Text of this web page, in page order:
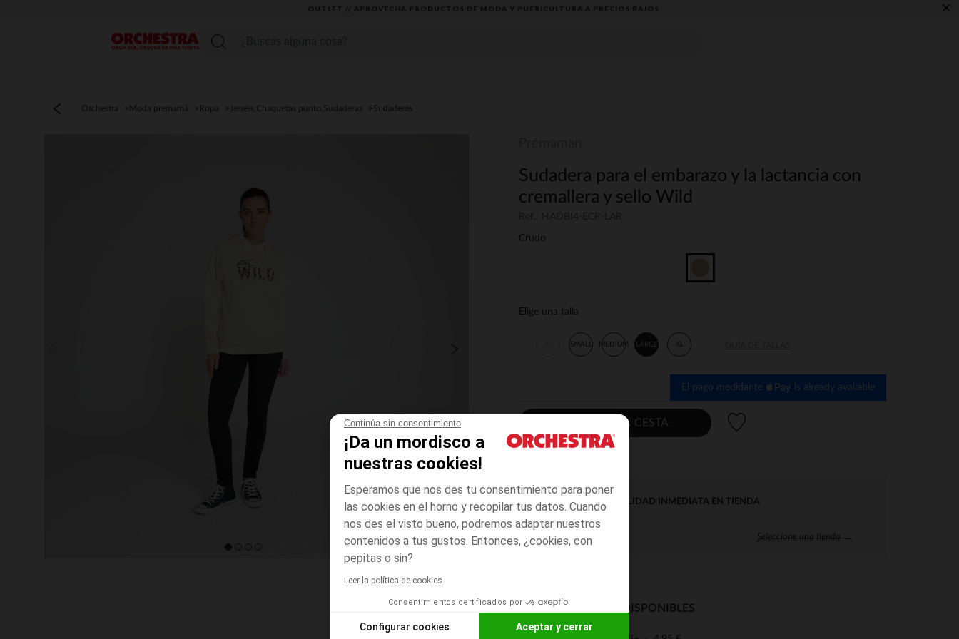
Continúa sin consentimiento
¡Da un mordisco a
nuestras cookies!
Esperamos que nos des tu consentimiento para poner
las cookies en el horno y recopilar tus datos. Cuando
nos des el visto bueno, podremos adaptar nuestros
contenidos a tus gustos. Entonces, ¿cookies, con
pepitas o sin?
Leer la política de cookies
Consentimientos certificados por
Configurar cookies Aceptar y cerrar
OUTLET // APROVECHA PRODUCTOS DE MODA Y PUERICULTURA A PRECIOS BAJOS ×
Menú
Orchestra Moda premamá Ropa Jerséis,Chaquetas punto,Sudaderas Sudaderas
Sudadera para el embarazo y la lactancia con
cremallera y sello Wild
Crudo
Elige una talla
SMALL MEDIUM LARGE XL
El pago medidante is already available
AÑADIR A LA CESTA
DISPONIBILIDAD INMEDIATA EN TIENDA
Seleccione una tienda →
MODOS DE ENVÍO DISPONIBLES